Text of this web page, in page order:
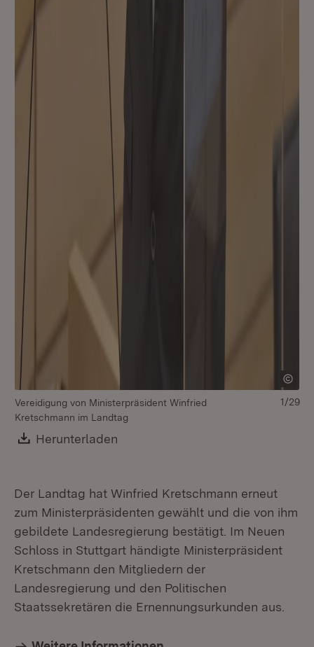
Vereidigung von Ministerpräsident Winfried
Kretschmann im Landtag
Download:
Herunterladen
1/29
Der Landtag hat Winfried Kretschmann erneut
zum Ministerpräsidenten gewählt und die von ihm
gebildete Landesregierung bestätigt. Im Neuen
Schloss in Stuttgart händigte Ministerpräsident
Kretschmann den Mitgliedern der
Landesregierung und den Politischen
Staatssekretären die Ernennungsurkunden aus.